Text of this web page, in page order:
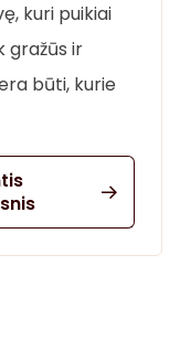
kuri puikiai
gražūs ir
būti, kurie